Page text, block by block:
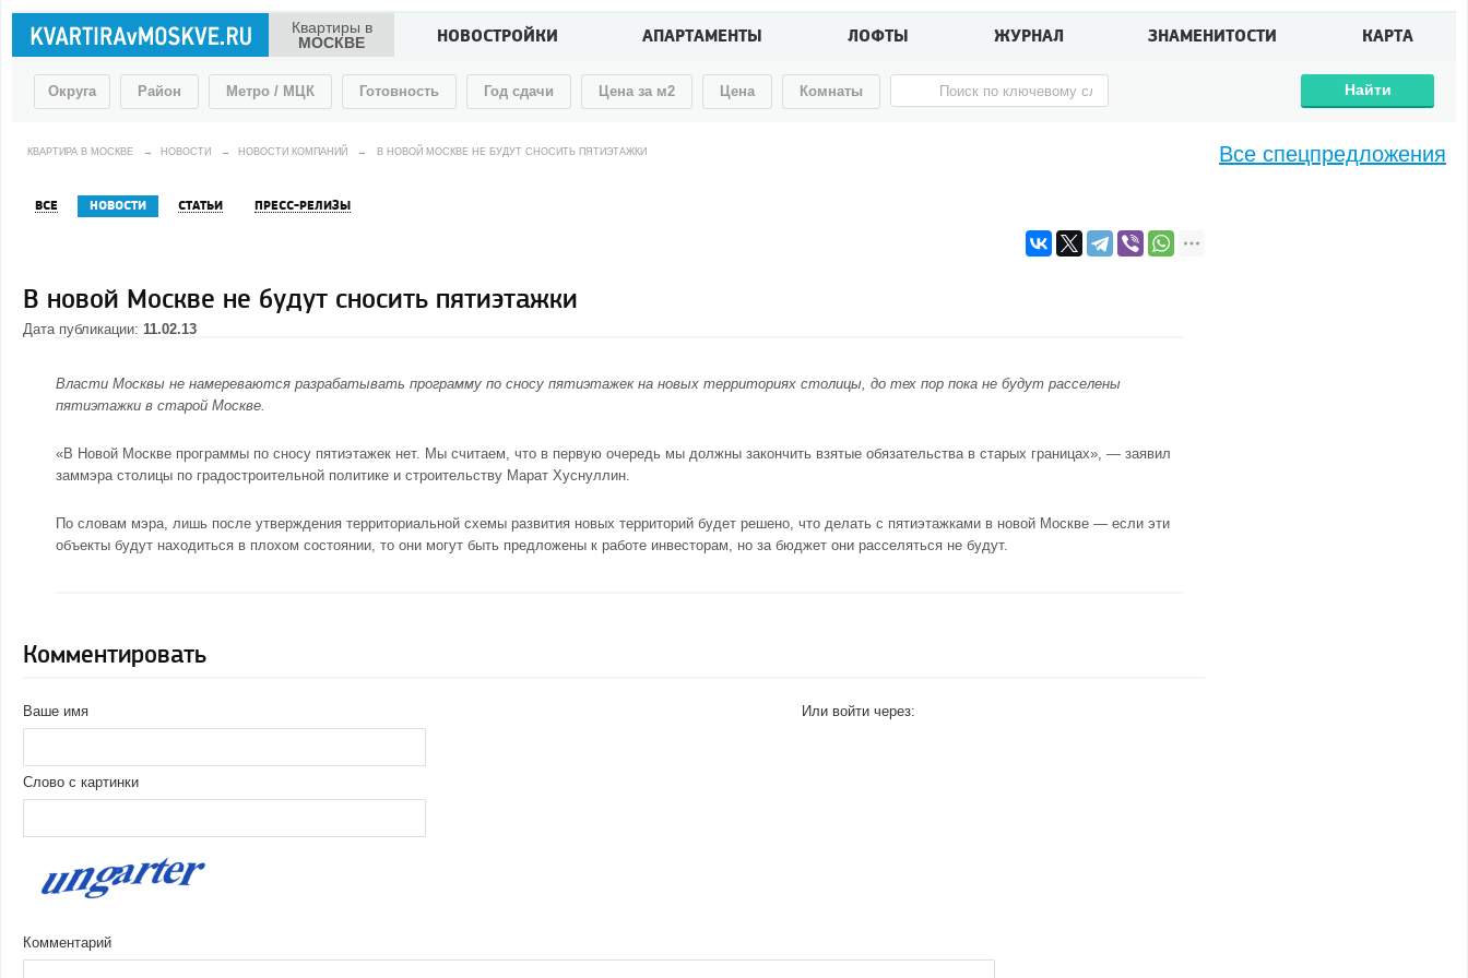
Квартиры в
МОСКВЕ
НОВОСТРОЙКИ АПАРТАМЕНТЫ ЛОФТЫ ЖУРНАЛ ЗНАМЕНИТОСТИ КАРТА
Округа Район Метро / МЦК Готовность Год сдачи Цена за м2 Цена Комнаты Найти
КВАРТИРА В МОСКВЕ → НОВОСТИ → НОВОСТИ КОМПАНИЙ → В НОВОЙ МОСКВЕ НЕ БУДУТ СНОСИТЬ ПЯТИЭТАЖКИ
ВСЕ НОВОСТИ СТАТЬИ ПРЕСС-РЕЛИЗЫ
В новой Москве не будут сносить пятиэтажки
Дата публикации: 11.02.13
Власти Москвы не намереваются разрабатывать программу по сносу пятиэтажек на новых территориях столицы, до тех пор пока не будут расселены
пятиэтажки в старой Москве.
«В Новой Москве программы по сносу пятиэтажек нет. Мы считаем, что в первую очередь мы должны закончить взятые обязательства в старых границах», — заявил
заммэра столицы по градостроительной политике и строительству Марат Хуснуллин.
По словам мэра, лишь после утверждения территориальной схемы развития новых территорий будет решено, что делать с пятиэтажками в новой Москве — если эти
объекты будут находиться в плохом состоянии, то они могут быть предложены к работе инвесторам, но за бюджет они расселяться не будут.
Комментировать
Ваше имя
Слово с картинки
Или войти через:
Комментарий
Все спецпредложения